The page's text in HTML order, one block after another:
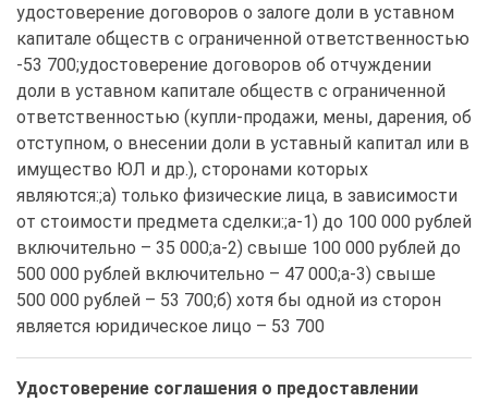
удостоверение договоров о залоге доли в уставном
капитале обществ с ограниченной ответственностью
-53 700;удостоверение договоров об отчуждении
доли в уставном капитале обществ с ограниченной
ответственностью (купли-продажи, мены, дарения, об
отступном, о внесении доли в уставный капитал или в
имущество ЮЛ и др.), сторонами которых
являются:;а) только физические лица, в зависимости
от стоимости предмета сделки:;а-1) до 100 000 рублей
включительно – 35 000;а-2) свыше 100 000 рублей до
500 000 рублей включительно – 47 000;а-3) свыше
500 000 рублей – 53 700;б) хотя бы одной из сторон
является юридическое лицо – 53 700
Удостоверение соглашения о предоставлении